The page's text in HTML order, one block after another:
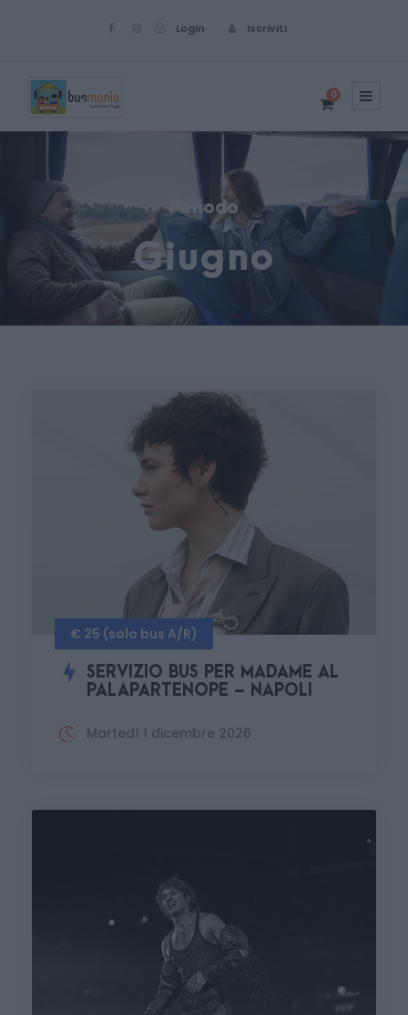
Login Iscriviti
0
Periodo
Giugno
€ 25 (solo bus A/R)
SERVIZIO BUS PER MADAME AL
PALAPARTENOPE – NAPOLI
Martedì 1 dicembre 2026